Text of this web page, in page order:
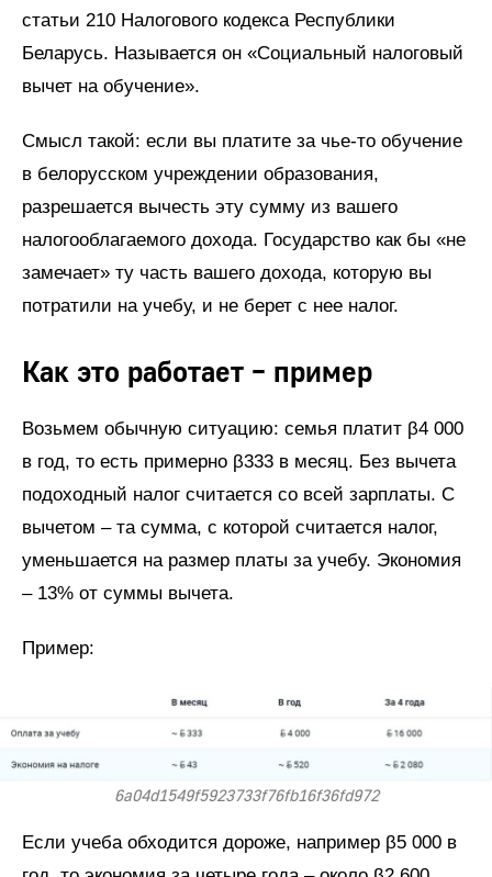
статьи 210 Налогового кодекса Республики
Беларусь. Называется он «Социальный налоговый
вычет на обучение».
Смысл такой: если вы платите за чье-то обучение
в белорусском учреждении образования,
разрешается вычесть эту сумму из вашего
налогооблагаемого дохода. Государство как бы «не
замечает» ту часть вашего дохода, которую вы
потратили на учебу, и не берет с нее налог.
Как это работает – пример
Возьмем обычную ситуацию: семья платит β4 000
в год, то есть примерно β333 в месяц. Без вычета
подоходный налог считается со всей зарплаты. С
вычетом – та сумма, с которой считается налог,
уменьшается на размер платы за учебу. Экономия
– 13% от суммы вычета.
Пример:
6a04d1549f5923733f76fb16f36fd972
Если учеба обходится дороже, например β5 000 в